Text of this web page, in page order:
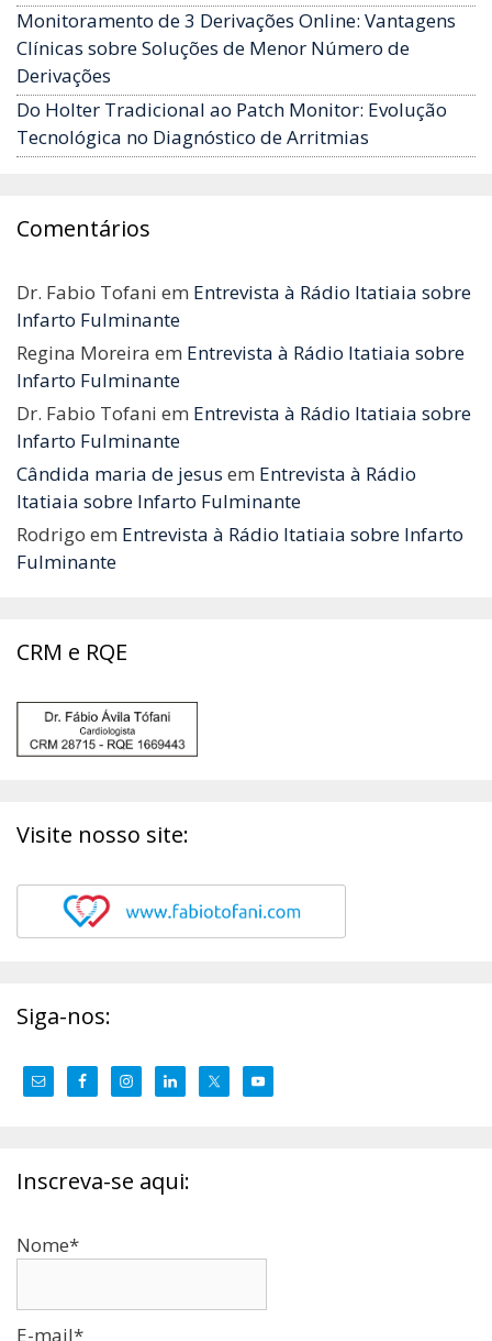
Monitoramento de 3 Derivações Online: Vantagens
Clínicas sobre Soluções de Menor Número de
Derivações
Do Holter Tradicional ao Patch Monitor: Evolução
Tecnológica no Diagnóstico de Arritmias
Comentários
Dr. Fabio Tofani em Entrevista à Rádio Itatiaia sobre
Infarto Fulminante
Regina Moreira em Entrevista à Rádio Itatiaia sobre
Infarto Fulminante
Dr. Fabio Tofani em Entrevista à Rádio Itatiaia sobre
Infarto Fulminante
Cândida maria de jesus em Entrevista à Rádio
Itatiaia sobre Infarto Fulminante
Rodrigo em Entrevista à Rádio Itatiaia sobre Infarto
Fulminante
CRM e RQE
Visite nosso site:
Siga-nos:
Inscreva-se aqui:
Nome*
E-mail*